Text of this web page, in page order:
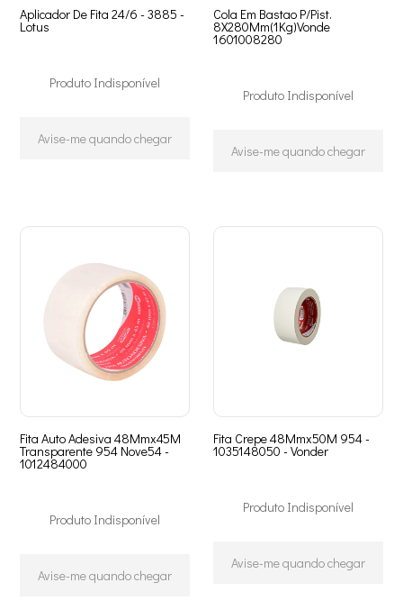
Aplicador De Fita 24/6 - 3885 -
Lotus
Produto Indisponível
Avise-me quando chegar
Cola Em Bastao P/Pist.
8X280Mm(1Kg)Vonde
1601008280
Produto Indisponível
Avise-me quando chegar
Fita Auto Adesiva 48Mmx45M
Transparente 954 Nove54 -
1012484000
Produto Indisponível
Avise-me quando chegar
Fita Crepe 48Mmx50M 954 -
1035148050 - Vonder
Produto Indisponível
Avise-me quando chegar